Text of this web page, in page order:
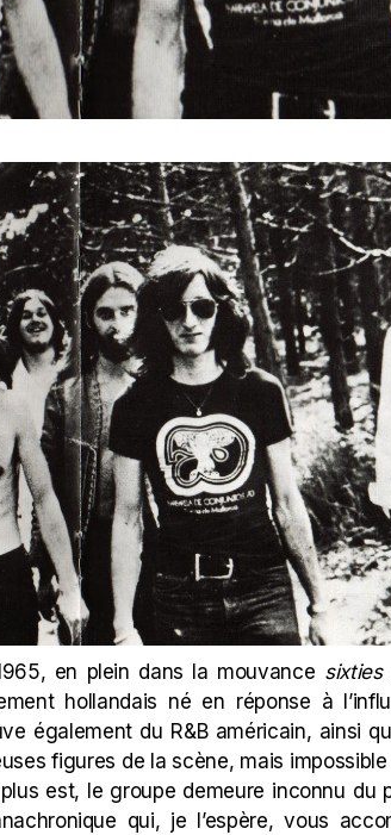
en plein dans la mouvance sixties
hollandais né en réponse à
également du R&B américain, ainsi
figures de la scène, mais impossible
est, le groupe demeure inconnu du
qui, je l’espère, vous